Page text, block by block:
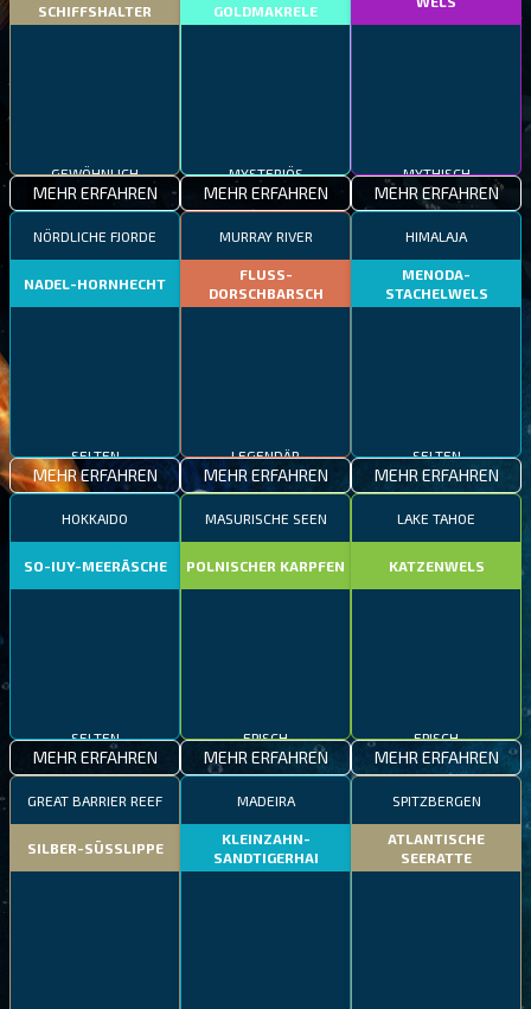
SCHIFFSHALTER
GEWÖHNLICH
MEHR ERFAHREN
GOLDMAKRELE
MYSTERIÖS
MEHR ERFAHREN
MYTHISCH
MEHR ERFAHREN
NÖRDLICHE FJORDE
NADEL-HORNHECHT
MEHR ERFAHREN
MURRAY RIVER
FLUSS-
DORSCHBARSCH
LEGENDÄR
MEHR ERFAHREN
HIMALAJA
MENODA-
STACHELWELS
SELTEN
MEHR ERFAHREN
HOKKAIDO
SO-IUY-MEERÄSCHE
SELTEN
MEHR ERFAHREN
MASURISCHE SEEN
POLNISCHER KARPFEN
EPISCH
MEHR ERFAHREN
LAKE TAHOE
KATZENWELS
EPISCH
MEHR ERFAHREN
GREAT BARRIER REEF
SILBER-SÜSSLIPPE
MADEIRA
KLEINZAHN-
SANDTIGERHAI
SPITZBERGEN
ATLANTISCHE
SEERATTE